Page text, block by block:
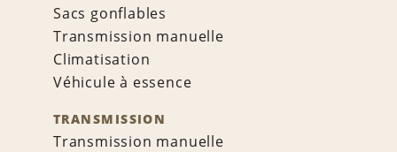
Sacs gonflables
Transmission manuelle
Climatisation
Véhicule à essence
TRANSMISSION
Transmission manuelle